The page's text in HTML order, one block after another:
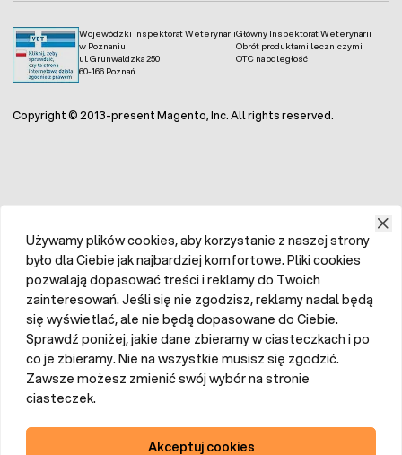
Wojewódzki Inspektorat Weterynarii
w Poznaniu
ul. Grunwaldzka 250
60-166 Poznań
Główny Inspektorat Weterynarii
Obrót produktami leczniczymi
OTC na odległość
Copyright © 2013-present Magento, Inc. All rights reserved.
Używamy plików cookies, aby korzystanie z naszej strony
było dla Ciebie jak najbardziej komfortowe. Pliki cookies
pozwalają dopasować treści i reklamy do Twoich
zainteresowań. Jeśli się nie zgodzisz, reklamy nadal będą
się wyświetlać, ale nie będą dopasowane do Ciebie.
Sprawdź poniżej, jakie dane zbieramy w ciasteczkach i po
co je zbieramy. Nie na wszystkie musisz się zgodzić.
Zawsze możesz zmienić swój wybór na stronie
ciasteczek.
Akceptuj cookies